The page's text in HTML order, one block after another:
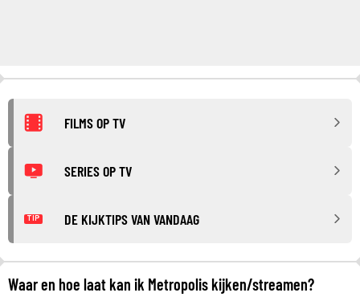
FILMS OP TV
SERIES OP TV
TIP DE KIJKTIPS VAN VANDAAG
Waar en hoe laat kan ik Metropolis kijken/streamen?